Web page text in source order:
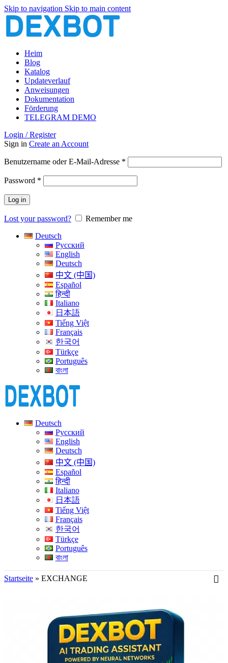
Skip to navigation Skip to main content
Heim
Blog
Katalog
Updateverlauf
Anweisungen
Dokumentation
Förderung
TELEGRAM DEMO
Login / Register
Sign in Create an Account
Benutzername oder E-Mail-Adresse *
Password *
Log in
Lost your password?
Remember me
Deutsch
Русский
English
Deutsch
中文 (中国)
Español
हिन्दी
Italiano
日本語
Tiếng Việt
Français
한국어
Türkçe
Português
বাংলা
Deutsch
Русский
English
Deutsch
中文 (中国)
Español
हिन्दी
Italiano
日本語
Tiếng Việt
Français
한국어
Türkçe
Português
বাংলা
Startseite » EXCHANGE